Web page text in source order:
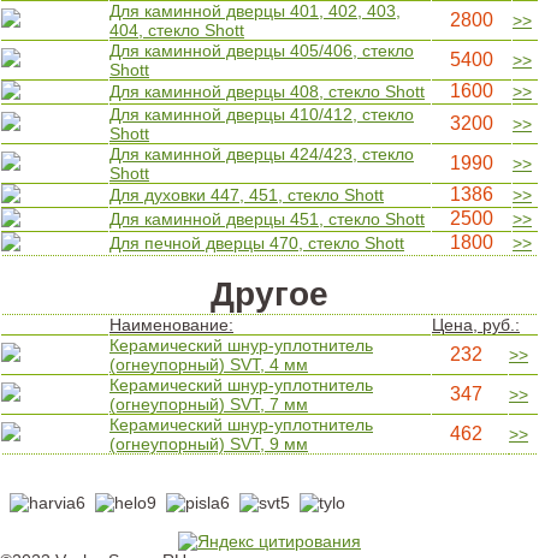
Для каминной дверцы 401, 402, 403,
404, стекло Shott
2800
>>
Для каминной дверцы 405/406, стекло
Shott
5400
>>
Для каминной дверцы 408, стекло Shott
1600
>>
Для каминной дверцы 410/412, стекло
Shott
3200
>>
Для каминной дверцы 424/423, стекло
Shott
1990
>>
Для духовки 447, 451, стекло Shott
1386
>>
Для каминной дверцы 451, стекло Shott
2500
>>
Для печной дверцы 470, стекло Shott
1800 >>
Другое
Наименование:
Цена, руб.:
Керамический шнур-уплотнитель
(огнеупорный) SVT, 4 мм
232
>>
Керамический шнур-уплотнитель
(огнеупорный) SVT, 7 мм
347
>>
Керамический шнур-уплотнитель
(огнеупорный) SVT, 9 мм
462 >>